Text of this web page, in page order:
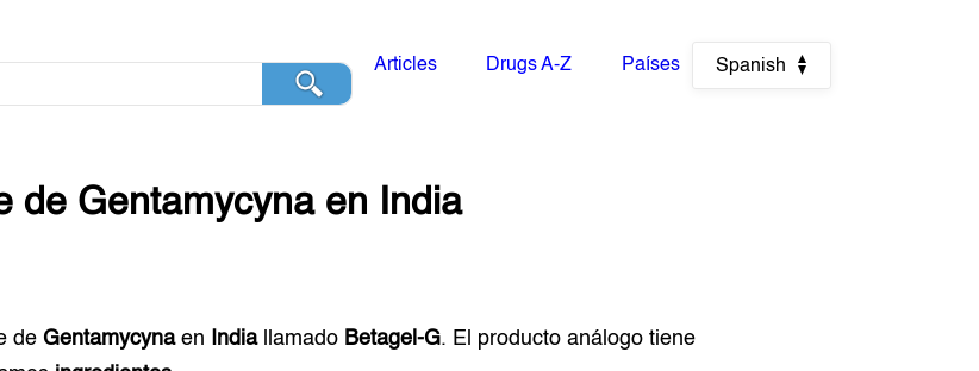
Articles Drugs A-Z Países Spanish
de Gentamycynaen India
deGentamycynaen Indiallamado Betagel-G. El producto análogo tiene